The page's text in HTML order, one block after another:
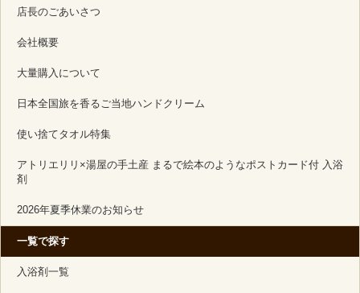
店長のごあいさつ
会社概要
大量購入について
日本全国旅を香るご当地ハンドクリーム
使い捨てタオル特集
アトリエリリ×湯屋の手土産 まるで絵本のようなポストカード付 入浴
剤
2026年夏季休業のお知らせ
一覧で探す
入浴剤一覧